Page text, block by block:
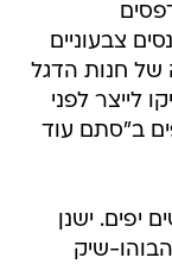
צבעוניים
של חנות הדגל
לייצר לפני
ב"סתם עוד
יפים. ישנן
שיק